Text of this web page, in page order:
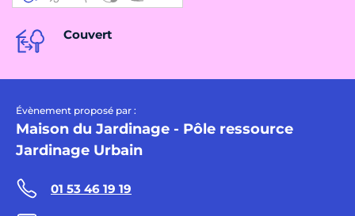
Couvert
Évènement proposé par :
Maison du Jardinage - Pôle ressource
Jardinage Urbain
01 53 46 19 19